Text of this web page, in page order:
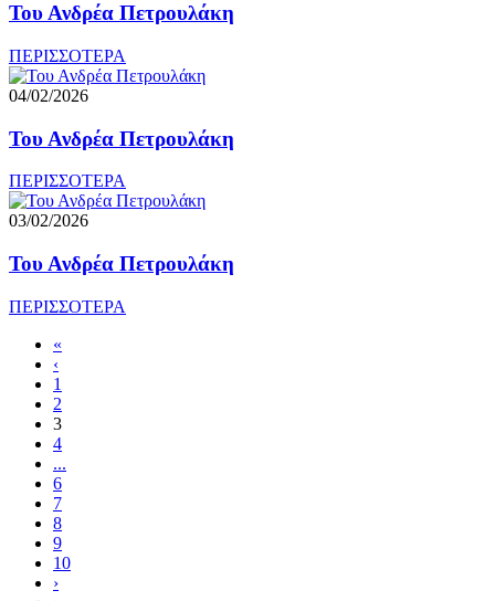
Του Ανδρέα Πετρουλάκη
ΠΕΡΙΣΣΟΤΕΡΑ
04/02/2026
Του Ανδρέα Πετρουλάκη
ΠΕΡΙΣΣΟΤΕΡΑ
03/02/2026
Του Ανδρέα Πετρουλάκη
ΠΕΡΙΣΣΟΤΕΡΑ
«
‹
1
2
3
4
...
6
7
8
9
10
›